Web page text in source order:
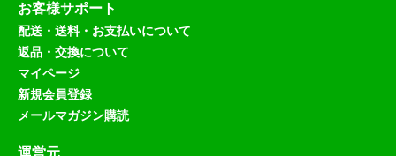
お客様サポート
配送・送料・お支払いについて
返品・交換について
マイページ
新規会員登録
メールマガジン購読
運営元